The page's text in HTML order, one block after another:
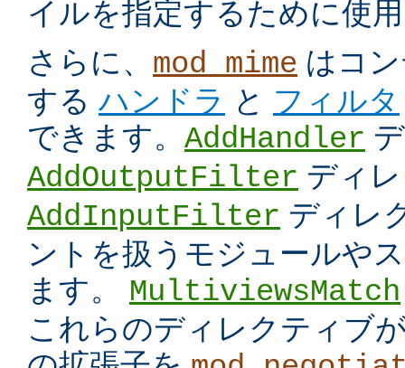
イルを指定するために使
さらに、 mod_mime はコ
するハンドラ と フィルタ
できます。 AddHandler
AddOutputFilter ディ
AddInputFilter ディレ
ントを扱うモジュールや
ます。 MultiviewsMatch
これらのディレクティブ